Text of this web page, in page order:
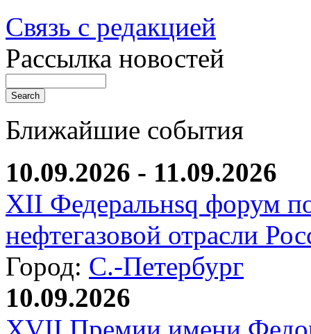
Связь с редакцией
Рассылка новостей
Ближайшие события
10.09.2026 - 11.09.2026
XII Федеральнsq форум
нефтегазовой отрасли
Город: С.-Петербург
10.09.2026